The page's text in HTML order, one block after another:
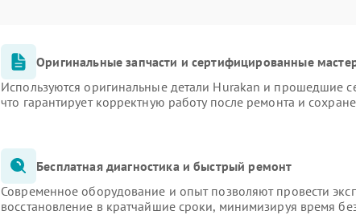
Оригинальные запчасти и сертифицированные
Используются оригинальные детали Hurakan и прошедшие
что гарантирует корректную работу после ремонта и
Бесплатная диагностика и быстрый ремонт
Современное оборудование и опыт позволяют провести
восстановление в кратчайшие сроки, минимизируя время